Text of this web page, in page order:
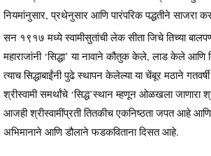
नियमांनुसार, प्रथेनुसार आणि पारंपरिक पद्धतीने साजरा
सन १९१७ मध्ये स्वामीसुतांची लेक सीता जिचे तिच्या बालपणी
महाराजांनी ‘सिद्धा’ या नावाने कौतुक केले, लाड केले आणि
त्याच सिद्धाबाईंनी पुढे स्थापन केलेल्या या चेंबूर मठाने
श्रीस्वामी समर्थांचे ‘सिद्ध’स्थान म्हणून ओळखला जाणारा
आजही श्रीस्वामींप्रती तितकीच एकनिष्ठता जपत आहे आणि
अभिमानाने आणि डौलाने फडकविताना दिसत आहे.